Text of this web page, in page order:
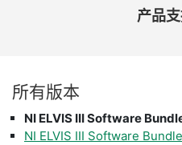
产品
所有版本
NI ELVIS III Software
NI ELVIS III Software